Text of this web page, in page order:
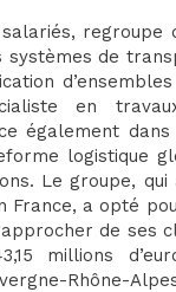
regroupe
systèmes de
en
également
logistique
Le groupe, qui
France, a opté
de ses
millions
Rhône-